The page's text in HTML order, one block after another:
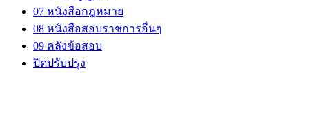
07 หนังสือกฎหมาย
08 หนังสือสอบราชการอื่นๆ
09 คลังข้อสอบ
ปิดปรับปรุง